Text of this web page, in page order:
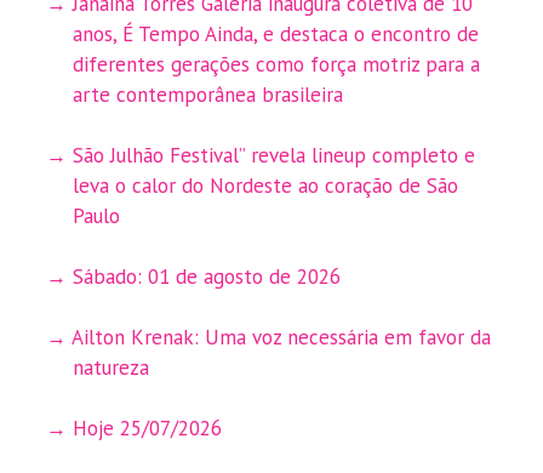
anos, É Tempo Ainda, e destaca o encontro de
diferentes gerações como força motriz para a
arte contemporânea brasileira
São Julhão Festival” revela lineup completo e
leva o calor do Nordeste ao coração de São
Paulo
Sábado: 01 de agosto de 2026
Ailton Krenak: Uma voz necessária em favor da
natureza
Hoje 25/07/2026